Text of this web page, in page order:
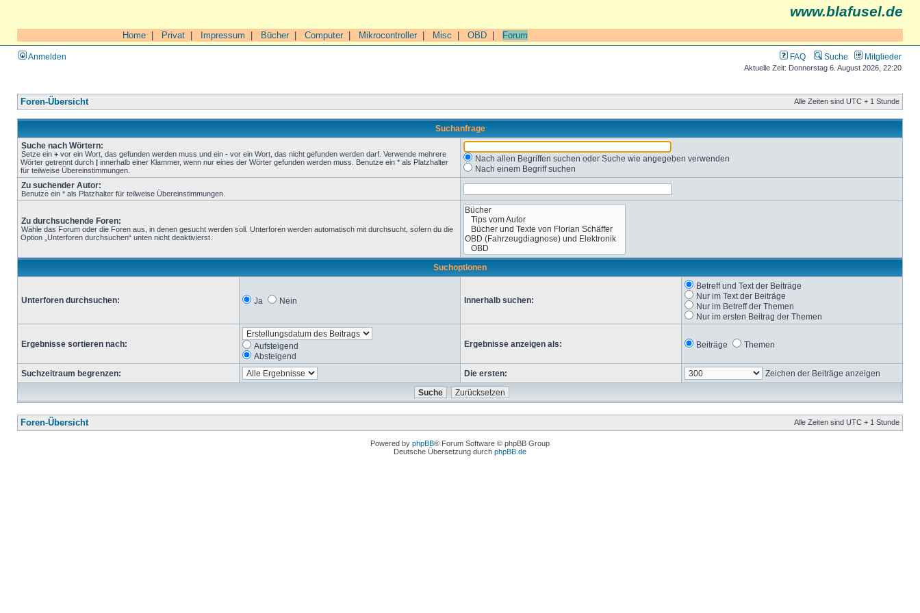
www.blafusel.de
Home Privat Impressum Bücher| Computer| Mikrocontroller| Misc OBD Forum
Anmelden FAQ Suche Mitglieder
Aktuelle Zeit: Donnerstag 6. August 2026, 22:20
Foren-Übersicht Alle Zeiten sind UTC + 1 Stunde
Suchanfrage
Suche nach Wörtern:
Setze ein + vor ein Wort, das gefunden werden muss und ein - vor ein Wort, das nicht gefunden werden darf. Verwende mehrere
Wörter getrennt durch | innerhalb einer Klammer, wenn nur eines der Wörter gefunden werden muss. Benutze ein * als Platzhalter
für teilweise Übereinstimmungen.
Nach allen Begriffen suchen oder Suche wie angegeben verwenden
Nach einem Begriff suchen
Zu suchender Autor:
Benutze ein * als Platzhalter für teilweise Übereinstimmungen.
Zu durchsuchende Foren:
Wähle das Forum oder die Foren aus, in denen gesucht werden soll. Unterforen werden automatisch mit durchsucht, sofern du die
Option „Unterforen durchsuchen“ unten nicht deaktivierst.
Suchoptionen
Unterforen durchsuchen: Ja Nein Innerhalb suchen:
Betreff und Text der Beiträge
Nur im Text der Beiträge
Nur im Betreff der Themen
Nur im ersten Beitrag der Themen
Ergebnisse sortieren nach:
Aufsteigend
Absteigend
Ergebnisse anzeigen als: Beiträge Themen
Suchzeitraum begrenzen: Die ersten: Zeichen der Beiträge anzeigen
Foren-Übersicht Alle Zeiten sind UTC + 1 Stunde
Powered by phpBB® Forum Software © phpBB Group
Deutsche Übersetzung durch phpBB.de